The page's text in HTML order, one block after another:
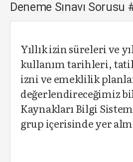
Deneme Sınavı Sorusu
Yıllık izin süreleri ve
kullanım tarihleri,
izni ve emeklilik
değerlendireceğimiz
Kaynakları Bilgi
grup içerisinde yer